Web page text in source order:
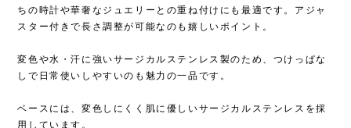
ちの時計や華奢なジュエリーとの重ね付けにも最適です。アジャ
スター付きで長さ調整が可能なのも嬉しいポイント。
変色や水・汗に強いサージカルステンレス製のため、つけっぱな
しで日常使いしやすいのも魅力の一品です。
ベースには、変色しにくく肌に優しいサージカルステンレスを採
用しています。